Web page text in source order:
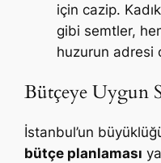
için cazip.
gibi semtler,
huzurun adresi
Bütçeye Uygun
İstanbul’un
bütçe planlaması